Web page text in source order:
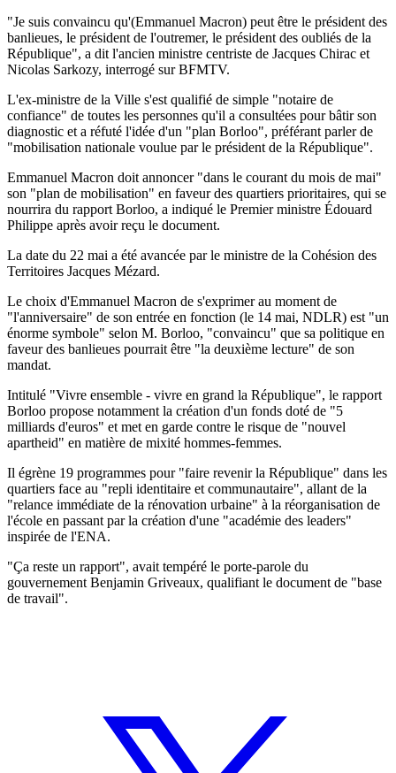
"Je suis convaincu qu'(Emmanuel Macron) peut être le président des
banlieues, le président de l'outremer, le président des oubliés de la
République", a dit l'ancien ministre centriste de Jacques Chirac et
Nicolas Sarkozy, interrogé sur BFMTV.
L'ex-ministre de la Ville s'est qualifié de simple "notaire de
confiance" de toutes les personnes qu'il a consultées pour bâtir son
diagnostic et a réfuté l'idée d'un "plan Borloo", préférant parler de
"mobilisation nationale voulue par le président de la République".
Emmanuel Macron doit annoncer "dans le courant du mois de mai"
son "plan de mobilisation" en faveur des quartiers prioritaires, qui se
nourrira du rapport Borloo, a indiqué le Premier ministre Édouard
Philippe après avoir reçu le document.
La date du 22 mai a été avancée par le ministre de la Cohésion des
Territoires Jacques Mézard.
Le choix d'Emmanuel Macron de s'exprimer au moment de
"l'anniversaire" de son entrée en fonction (le 14 mai, NDLR) est "un
énorme symbole" selon M. Borloo, "convaincu" que sa politique en
faveur des banlieues pourrait être "la deuxième lecture" de son
mandat.
Intitulé "Vivre ensemble - vivre en grand la République", le rapport
Borloo propose notamment la création d'un fonds doté de "5
milliards d'euros" et met en garde contre le risque de "nouvel
apartheid" en matière de mixité hommes-femmes.
Il égrène 19 programmes pour "faire revenir la République" dans les
quartiers face au "repli identitaire et communautaire", allant de la
"relance immédiate de la rénovation urbaine" à la réorganisation de
l'école en passant par la création d'une "académie des leaders"
inspirée de l'ENA.
"Ça reste un rapport", avait tempéré le porte-parole du
gouvernement Benjamin Griveaux, qualifiant le document de "base
de travail".